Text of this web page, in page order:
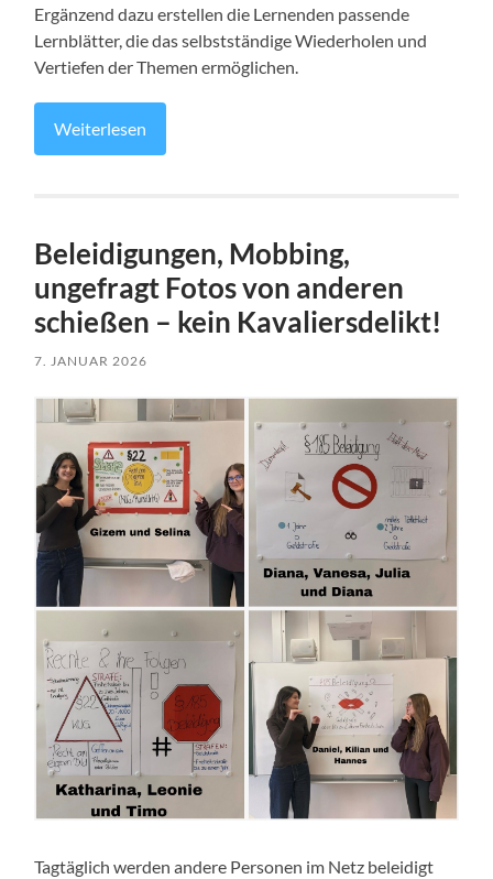
Ergänzend dazu erstellen die Lernenden passende
Lernblätter, die das selbstständige Wiederholen und
Vertiefen der Themen ermöglichen.
Weiterlesen
Beleidigungen, Mobbing,
ungefragt Fotos von anderen
schießen – kein Kavaliersdelikt!
7. JANUAR 2026
Tagtäglich werden andere Personen im Netz beleidigt